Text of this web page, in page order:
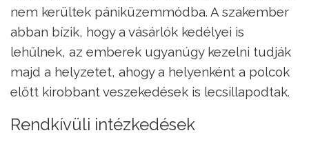
nem kerültek pániküzemmódba. A szakember
abban bízik, hogy a vásárlók kedélyei is
lehűlnek, az emberek ugyanúgy kezelni tudják
majd a helyzetet, ahogy a helyenként a polcok
előtt kirobbant veszekedések is lecsillapodtak.
Rendkívüli intézkedések